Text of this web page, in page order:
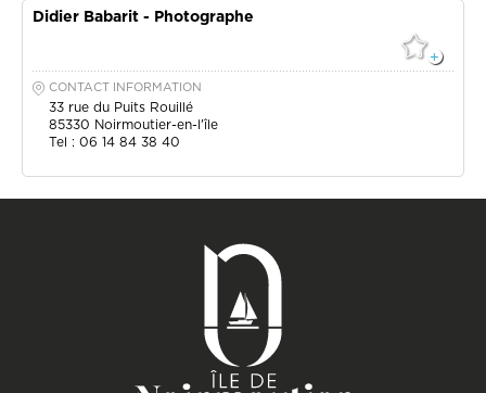
Didier Babarit - Photographe
CONTACT INFORMATION
33 rue du Puits Rouillé
85330 Noirmoutier-en-l'île
Tel : 06 14 84 38 40